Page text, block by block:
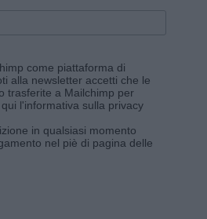
come piattaforma di
alla newsletter accetti che le
trasferite a Mailchimp per
l'informativa sulla privacy
in qualsiasi momento
nel piè di pagina delle